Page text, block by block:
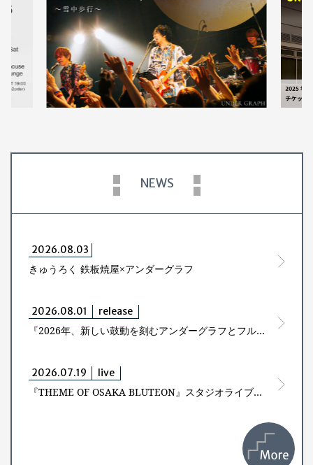
NEWS
2026.08.03
きゅうろく 鉄板焼屋×アンダーグラフ
2026.08.01 release
『2026年、新しい鼓動を刻むアンダーグラフとフルアルバムを共に創ろう！』
2026.07.19 live
『THEME OF OSAKA BLUTEON』スタジオライブ映像をYouTubeにて公開！